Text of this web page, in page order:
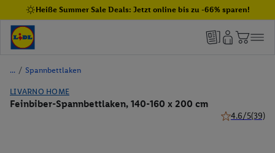
Heiße Summer Sale Deals: Jetzt online bis zu -66% sparen!
/ Spannbettlaken
LIVARNO HOME
Feinbiber-Spannbettlaken, 140-160 x 200 cm
4.6/5(39)